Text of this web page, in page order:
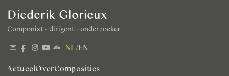
Diederik Glorieux
Componist · dirigent · onderzoeker
NL /EN
Actueel OverComposities